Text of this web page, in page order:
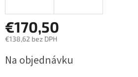
€170,50
€138,62 bez DPH
cena:
Na objednávku